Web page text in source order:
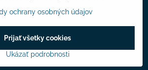
©2026Copyright
Zásady ochrany osobných údajov
pomocou:BiznisWeb.sk
ochrany osobných údajov
Ukázať podrobnosti
Prijať všetky cookies